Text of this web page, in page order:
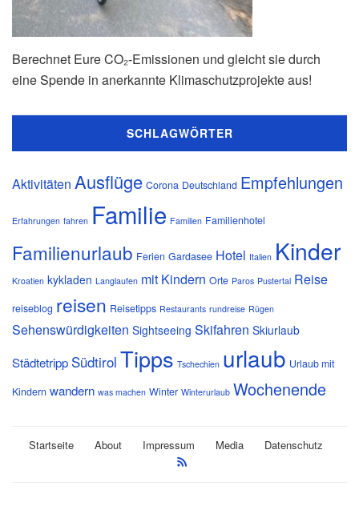
Berechnet Eure CO₂-Emissionen und gleicht sie durch
eine Spende in anerkannte Klimaschutzprojekte aus!
SCHLAGWÖRTER
Aktivitäten Ausflüge Corona Deutschland Empfehlungen
Erfahrungen fahren Familie Familien Familienhotel
Familienurlaub Ferien Gardasee Hotel Italien Kinder
Kroatien kykladen Langlaufen mit Kindern Orte Paros Pustertal Reise
reiseblog reisen Reisetipps Restaurants rundreise Rügen
Sehenswürdigkeiten Sightseeing Skifahren Skiurlaub
Städtetripp Südtirol Tipps Tschechien urlaub Urlaub mit
Kindern wandern was machen Winter Winterurlaub Wochenende
Startseite About Impressum Media Datenschutz